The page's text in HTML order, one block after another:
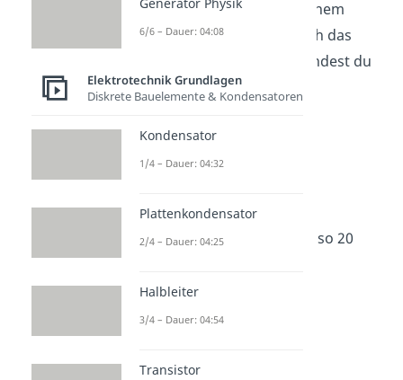
Leistung von800 W
und einem
Widerstand von
? Durch das
Einsetzten in die Formel findest du
es heraus:
Die Stromstärke beträgt also 20
Stromkreisen
6/6 – Dauer: 04:08
Elektrotechnik Grundlagen
Diskrete Bauelemente & Kondensatoren
Kondensator
1/4 – Dauer: 04:32
Plattenkondensator
2/4 – Dauer: 04:25
Halbleiter
3/4 – Dauer: 04:54
Transistor